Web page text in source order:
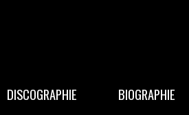
DISCOGRAPHIE BIOGRAPHIE